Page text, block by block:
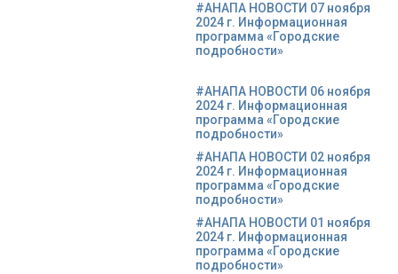
#АНАПА НОВОСТИ 07 ноября
2024 г. Информационная
программа «Городские
подробности»
#АНАПА НОВОСТИ 06 ноября
2024 г. Информационная
программа «Городские
подробности»
#АНАПА НОВОСТИ 02 ноября
2024 г. Информационная
программа «Городские
подробности»
#АНАПА НОВОСТИ 01 ноября
2024 г. Информационная
программа «Городские
подробности»